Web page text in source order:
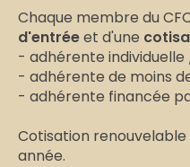
Chaque membre du
d'entréeet d'une
- adhérente
- adhérente de moins
- adhérente financée
Cotisation renouvelable
année.